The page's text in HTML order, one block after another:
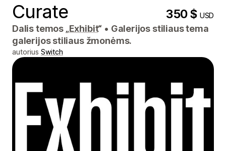
Curate 350 $USD
Dalis temos „Exhibit“ • Galerijos stiliaus tema
galerijos stiliaus žmonėms.
autorius Switch